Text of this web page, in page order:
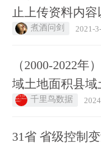
止上传资料内
煮酒问剑 2021-
（2000-2022年
域土地面积县
千里鸟数据
31省 省级控制